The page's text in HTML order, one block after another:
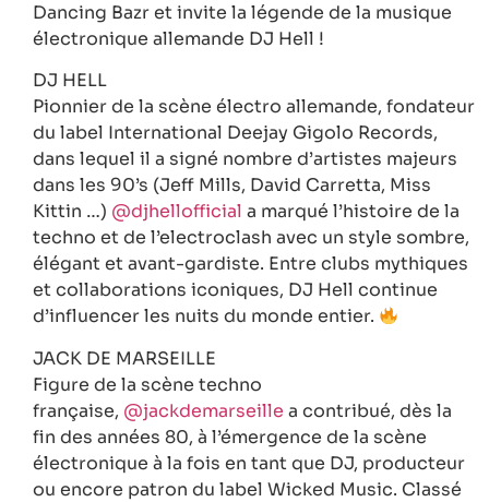
Dancing Bazr et invite la légende de la musique
électronique allemande DJ Hell !
DJ HELL
Pionnier de la scène électro allemande, fondateur
du label International Deejay Gigolo Records,
dans lequel il a signé nombre d’artistes majeurs
dans les 90’s (Jeff Mills, David Carretta, Miss
Kittin …) @djhellofficial a marqué l’histoire de la
techno et de l’electroclash avec un style sombre,
élégant et avant-gardiste. Entre clubs mythiques
et collaborations iconiques, DJ Hell continue
d’influencer les nuits du monde entier.
JACK DE MARSEILLE
Figure de la scène techno
française, @jackdemarseille a contribué, dès la
fin des années 80, à l’émergence de la scène
électronique à la fois en tant que DJ, producteur
ou encore patron du label Wicked Music. Classé